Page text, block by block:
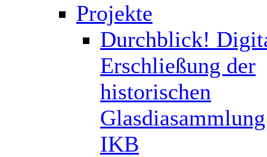
Projekte
Durchblick!
Erschließung der
historischen
IKB